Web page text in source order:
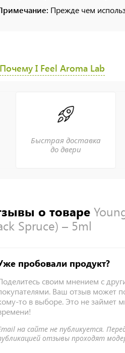
Прежде чем
Почему I Feel Aroma Lab
Быстрая доставка
до двери
о товаре
Spruce) – 5ml
пробовали продукт?
своим мнением с
Ваш отзыв может
то в выборе. Это не займет
на сайте не публикуется.
отзывы проходят